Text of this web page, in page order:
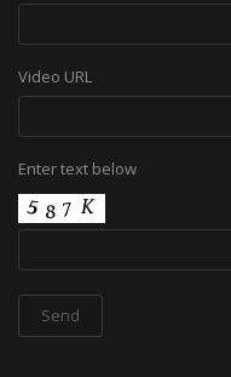
Video URL
Enter text below